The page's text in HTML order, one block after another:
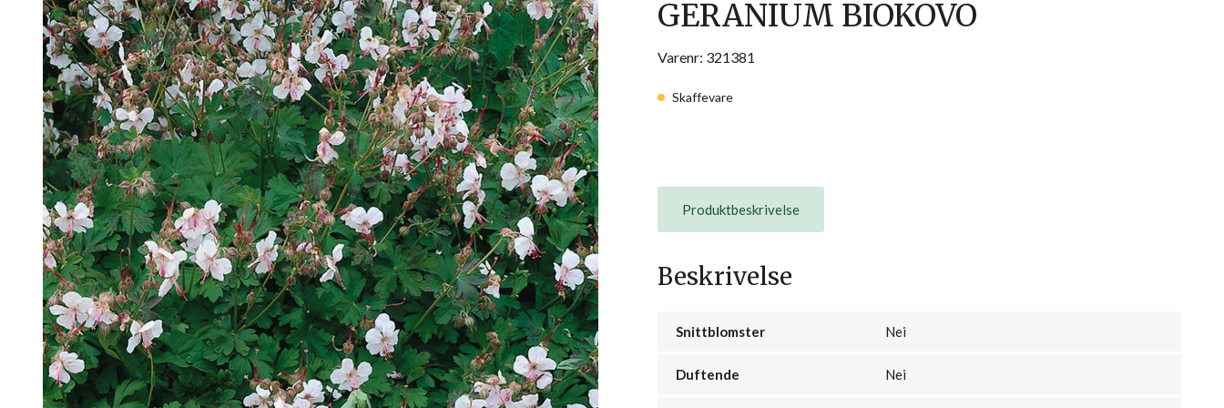
GERANIUM BIOKOVO
Varenr: 321381
Skaffevare
Produktbeskrivelse
Beskrivelse
Snittblomster Nei
Duftende Nei